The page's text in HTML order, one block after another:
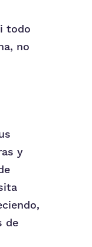
todo
no
y
de